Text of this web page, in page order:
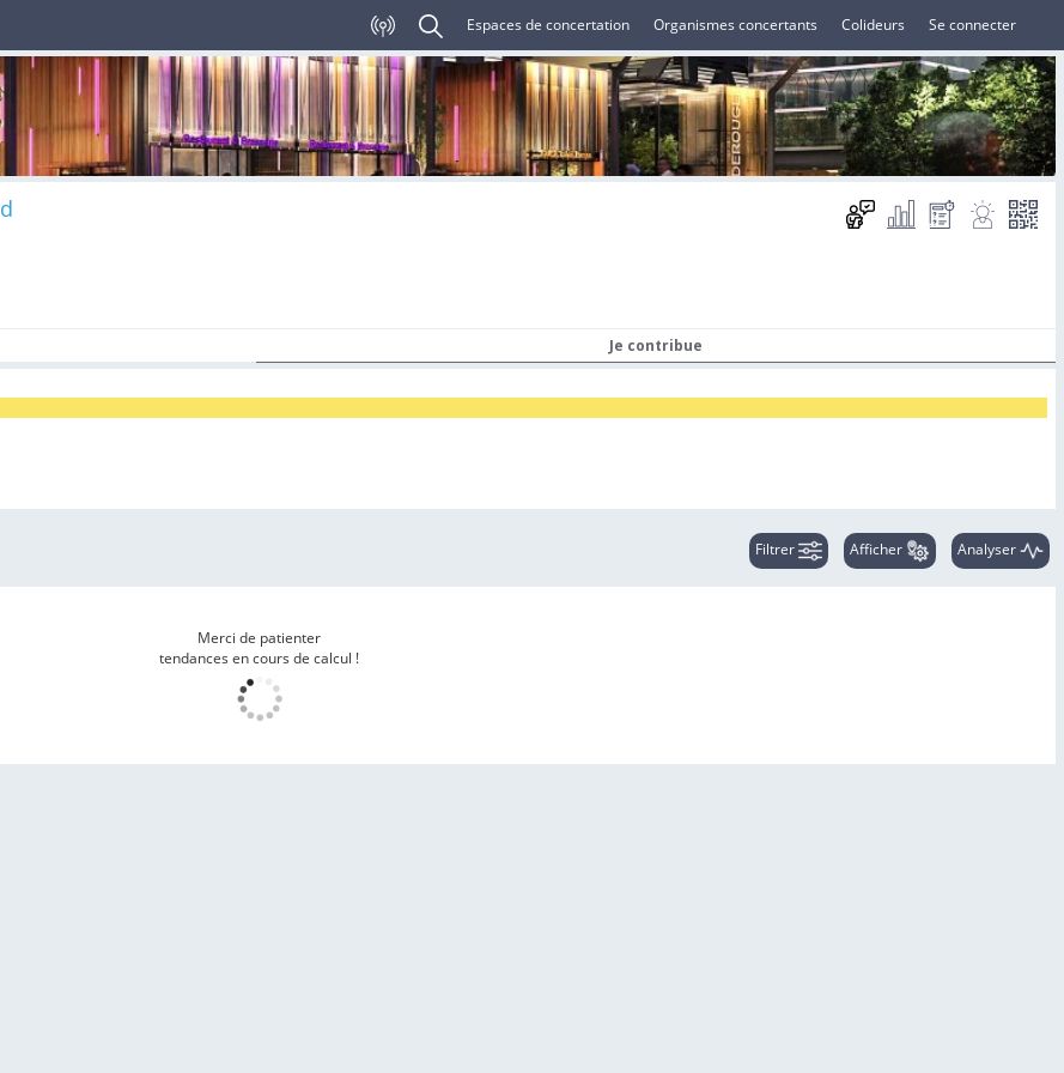
Espaces de concertation Organismes concertants Colideurs Se connecter
Je contribue
Filtrer Afficher Analyser
Merci de patienter
tendances en cours de calcul !